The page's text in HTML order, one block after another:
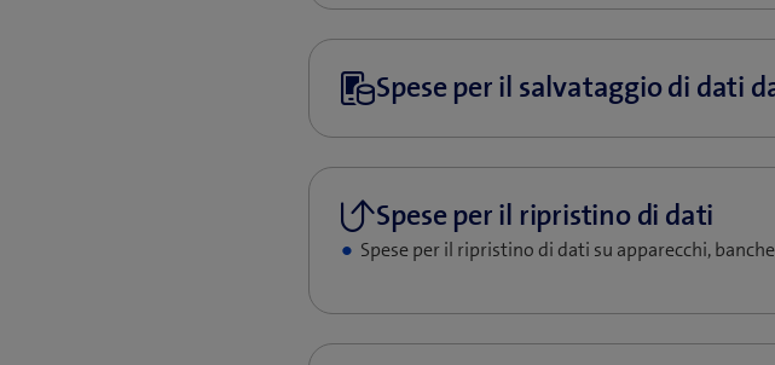
Spese per il ripristino di dati su apparecchi,